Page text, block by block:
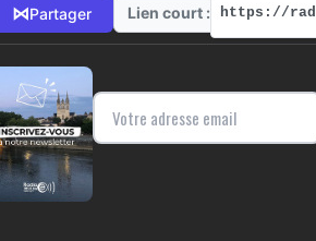
⋈Partager Lien court :